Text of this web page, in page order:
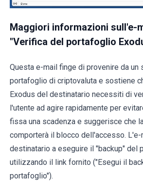
Maggiori informazioni sull'e-
"Verifica del portafoglio
Questa e-mail finge di provenire da un
portafoglio di criptovaluta e sostiene
Exodus del destinatario necessiti di
l'utente ad agire rapidamente per
fissa una scadenza e suggerisce che
comporterà il blocco dell'accesso.
destinatario a eseguire il "backup" del
utilizzando il link fornito ("Esegui il
portafoglio").